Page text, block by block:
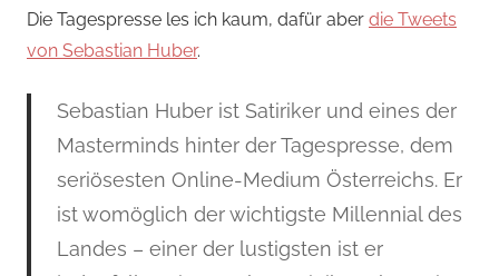
Die Tagespresse les ich kaum, dafür aber die Tweets
von Sebastian Huber.
Sebastian Huber ist Satiriker und eines der
Masterminds hinter der Tagespresse, dem
seriösesten Online-Medium Österreichs. Er
ist womöglich der wichtigste Millennial des
Landes – einer der lustigsten ist er